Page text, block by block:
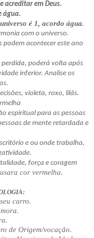
acreditar em Deus.
água.
é 1, acordo água.
com o universo.
acontecer este ano
poderá volta após
inferior. Analise os
violeta, roxo, lilás.
espiritual para as pessoas
de mente retardada e
e ou onde trabalha,
força e coragem
cor vermelha.
carro.
de Origem/vocação.